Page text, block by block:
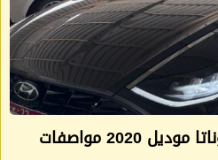
للبيع هيونداي سوناتا موديل 2020 مواصفات